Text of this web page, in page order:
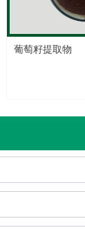
葡萄籽提取物